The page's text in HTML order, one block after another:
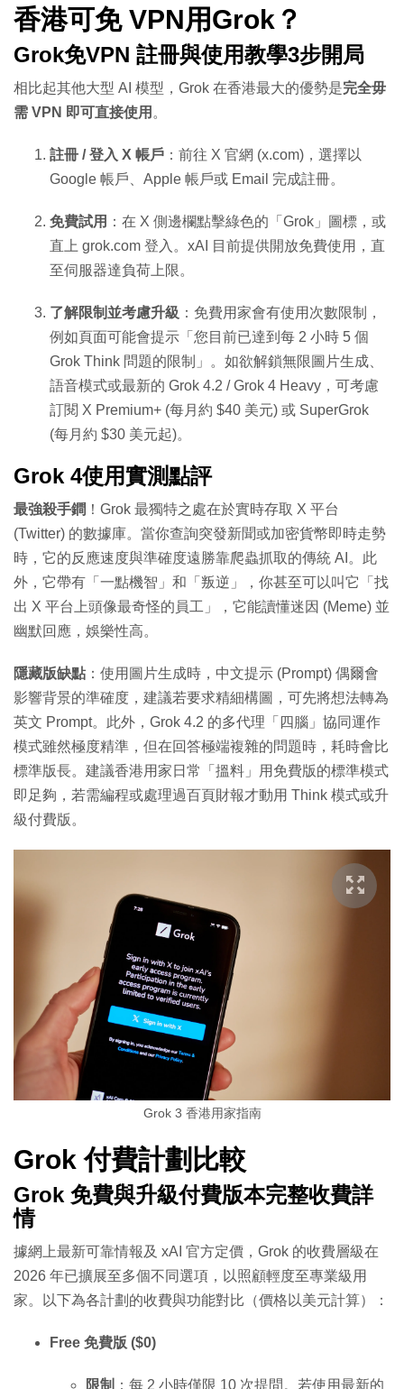
香港可免 VPN用Grok？
Grok免VPN 註冊與使用教學3步開局
相比起其他大型 AI 模型，Grok 在香港最大的優勢是完全毋
需 VPN 即可直接使用 。
註冊 / 登入 X 帳戶 ：前往 X 官網 (x.com)，選擇以
Google 帳戶、Apple 帳戶或 Email 完成註冊。
免費試用 ：在 X 側邊欄點擊綠色的「Grok」圖標，或
直上 grok.com 登入。xAI 目前提供開放免費使用，直
至伺服器達負荷上限。
了解限制並考慮升級 ：免費用家會有使用次數限制，
例如頁面可能會提示「您目前已達到每 2 小時 5 個
Grok Think 問題的限制」。如欲解鎖無限圖片生成、
語音模式或最新的 Grok 4.2 / Grok 4 Heavy，可考慮
訂閱 X Premium+ (每月約 $40 美元) 或 SuperGrok
(每月約 $30 美元起)。
Grok 4使用實測點評
最強殺手鐧 ！Grok 最獨特之處在於實時存取 X 平台
(Twitter) 的數據庫。當你查詢突發新聞或加密貨幣即時走勢
時，它的反應速度與準確度遠勝靠爬蟲抓取的傳統 AI。此
外，它帶有「一點機智」和「叛逆」，你甚至可以叫它「找
出 X 平台上頭像最奇怪的員工」，它能讀懂迷因 (Meme) 並
幽默回應，娛樂性高。
隱藏版缺點 ：使用圖片生成時，中文提示 (Prompt) 偶爾會
影響背景的準確度，建議若要求精細構圖，可先將想法轉為
英文 Prompt。此外，Grok 4.2 的多代理「四腦」協同運作
模式雖然極度精準，但在回答極端複雜的問題時，耗時會比
標準版長。建議香港用家日常「搵料」用免費版的標準模式
即足夠，若需編程或處理過百頁財報才動用 Think 模式或升
級付費版。
Grok 3 香港用家指南
Grok 付費計劃比較
Grok 免費與升級付費版本完整收費詳
情
據網上最新可靠情報及 xAI 官方定價，Grok 的收費層級在
2026 年已擴展至多個不同選項，以照顧輕度至專業級用
家。以下為各計劃的收費與功能對比（價格以美元計算）：
Free 免費版 ($0)
限制 ：每 2 小時僅限 10 次提問。若使用最新的